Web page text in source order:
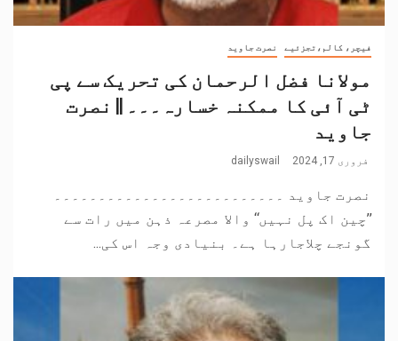
فیچر، کالم،تجزئیے نصرت جاوید
مولانا فضل الرحمان کی تحریک سے پی
ٹی آئی کا ممکنہ خسارہ۔۔۔ || نصرت
جاوید
فروری 17, 2024 dailyswail
نصرت جاوید ۔۔۔۔۔۔۔۔۔۔۔۔۔۔۔۔۔۔۔۔۔۔۔۔۔۔
’’چین اک پل نہیں‘‘ والا مصرعہ ذہن میں رات سے
گونجے چلاجارہا ہے۔ بنیادی وجہ اس کی...